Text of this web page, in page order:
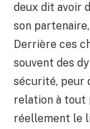
deux dit avoir
son
Derrière ces
souvent des
sécurité, peur
relation à tout
réellement le